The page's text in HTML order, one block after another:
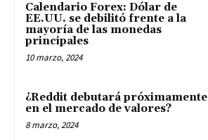
Calendario Forex: Dólar de
EE.UU. se debilitó frente a la
mayoría de las monedas
principales
10 marzo, 2024
¿Reddit debutará próximamente
en el mercado de valores?
8 marzo, 2024